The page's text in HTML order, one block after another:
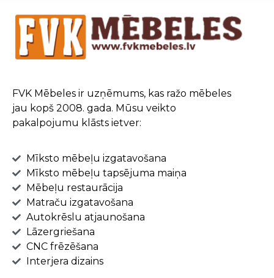
FVK Mēbeles ir uzņēmums, kas ražo mēbeles
jau kopš 2008. gada. Mūsu veikto
pakalpojumu klāsts ietver:
Mīksto mēbeļu izgatavošana
Mīksto mēbeļu tapsējuma maiņa
Mēbeļu restaurācija
Matraču izgatavošana
Autokrēslu atjaunošana
Lāzergriešana
CNC frēzēšana
Interjera dizains